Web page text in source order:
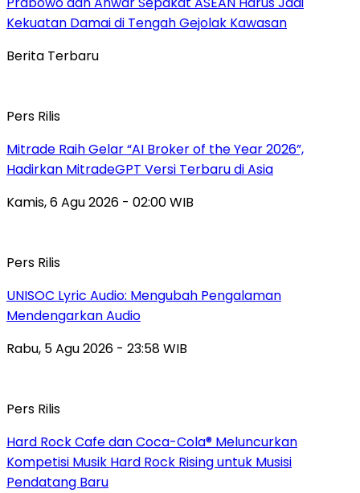
Kekuatan Damai di Tengah Gejolak Kawasan
Berita Terbaru
Pers Rilis
Mitrade Raih Gelar “AI Broker of the Year 2026”,
Hadirkan MitradeGPT Versi Terbaru di Asia
Kamis, 6 Agu 2026 - 02:00 WIB
Pers Rilis
UNISOC Lyric Audio: Mengubah Pengalaman
Mendengarkan Audio
Rabu, 5 Agu 2026 - 23:58 WIB
Pers Rilis
Hard Rock Cafe dan Coca-Cola® Meluncurkan
Kompetisi Musik Hard Rock Rising untuk Musisi
Pendatang Baru